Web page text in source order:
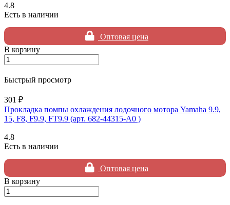
4.8
Есть в наличии
Оптовая цена
В корзину
Быстрый просмотр
301 ₽
Прокладка помпы охлаждения лодочного мотора Yamaha 9.9,
15, F8, F9.9, FT9.9 (арт. 682-44315-A0 )
4.8
Есть в наличии
Оптовая цена
В корзину